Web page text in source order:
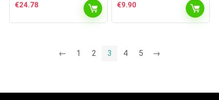
€24.78 €9.90
← 1 2 3 4 5 →